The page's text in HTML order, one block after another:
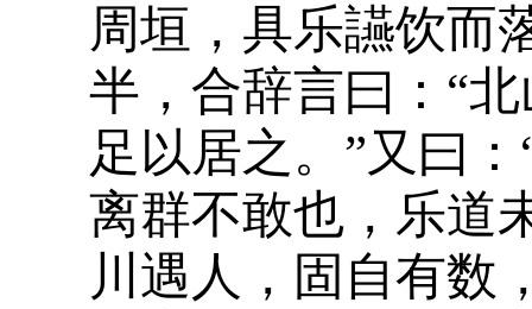
周垣，具乐讌饮而
半，合辞言曰：“
足以居之。”又曰
离群不敢也，乐道
川遇人，固自有数